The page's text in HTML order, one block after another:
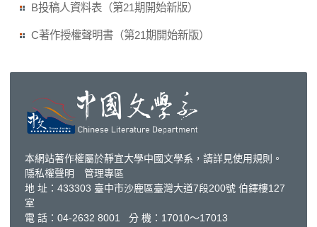
B投稿人資料表（第21期開始新版）
C著作授權聲明書（第21期開始新版）
本網站著作權屬於靜宜大學中國文學系，請詳見使用規則 。
隱私權聲明
管理專區
地 址：433303 臺中市沙鹿區臺灣大道7段200號 伯鐸樓127
室
電 話：04-2632 8001 分 機：17010～17013